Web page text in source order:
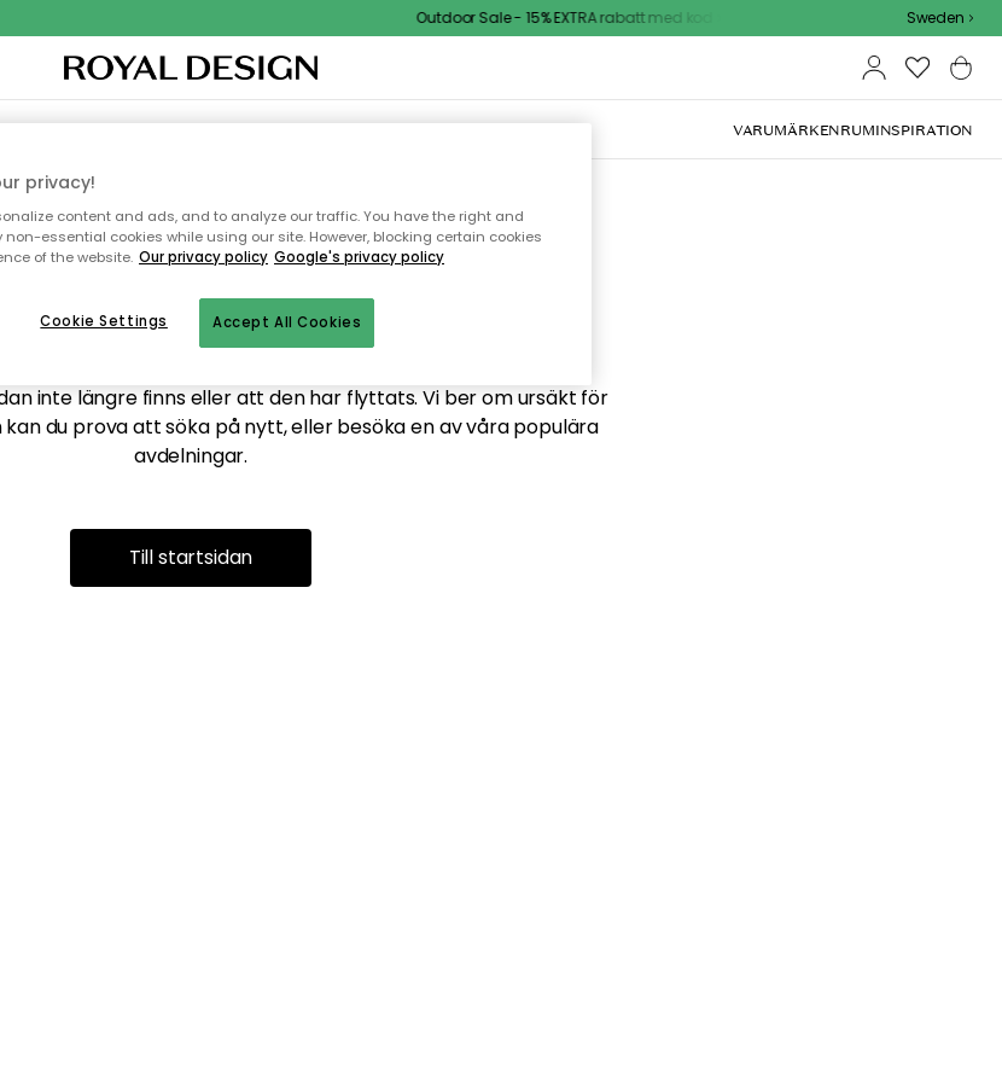
Outdoor Sale - 15% EXTRA rabatt med kod Sweden
KÖKETFÖRVARINGUTEMÖBLER VARUMÄRKENRUMINSPIRATION
inte sidan du söker
inte längre finns eller att den har flyttats. Vi ber om ursäkt för
du prova att söka på nytt, eller besöka en av våra populära
avdelningar.
Till startsidan
privacy!
content and ads, and to analyze our traffic. You have the right and
non-essential cookies while using our site. However, blocking certain cookies
of the website. Our privacy policy Google's privacy policy
Accept All Cookies
Cookie Settings